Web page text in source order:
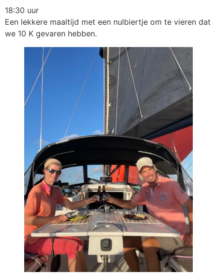
18:30 uur
Een lekkere maaltijd met een nulbiertje om te vieren dat
we 10 K gevaren hebben.